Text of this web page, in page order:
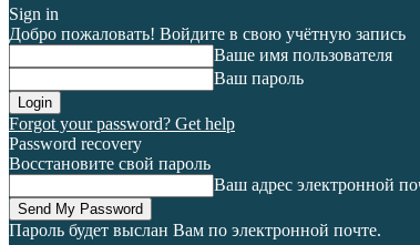
Sign in
Добро пожаловать! Войдите в свою учётную запись
Ваше имя пользователя
Ваш пароль
Forgot your password? Get help
Password recovery
Восстановите свой пароль
Ваш адрес электронной
Пароль будет выслан Вам по электронной почте.